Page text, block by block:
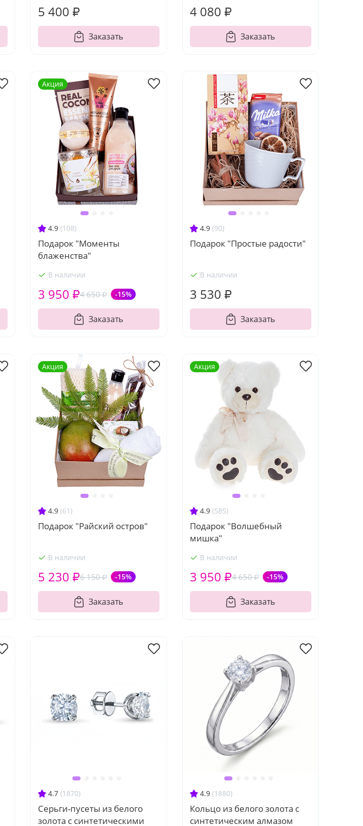
5 400 ₽
Заказать
4 080 ₽
Заказать
4.9 (108)
Подарок "Моменты
блаженства"
В наличии
4 650 ₽ -15%
3 950 ₽
Заказать
Акция
4.9 (90)
Подарок "Простые радости"
В наличии
3 530 ₽
Заказать
4.9 (61)
Подарок "Райский остров"
В наличии
6 150 ₽ -15%
5 230 ₽
Заказать
Акция
4.9 (585)
Подарок "Волшебный
мишка"
В наличии
4 650 ₽ -15%
3 950 ₽
Заказать
Акция
4.7 (1870)
Серьги-пусеты из белого
золота с синтетическими
4.9 (1880)
Кольцо из белого золота с
синтетическим алмазом